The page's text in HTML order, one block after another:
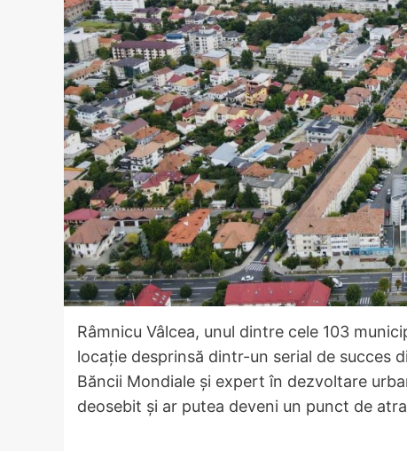
Râmnicu Vâlcea, unul dintre cele 103
locație desprinsă dintr-un serial de succes
Băncii Mondiale și expert în dezvoltare
deosebit și ar putea deveni un punct de